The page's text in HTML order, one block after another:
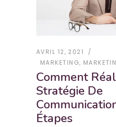
AVRIL 12, 2021
MARKETING,
Comment
Stratégie De
Étapes